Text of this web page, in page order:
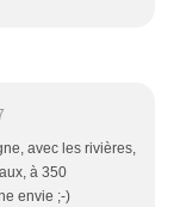
avec les rivières,
à 350
envie ;-)